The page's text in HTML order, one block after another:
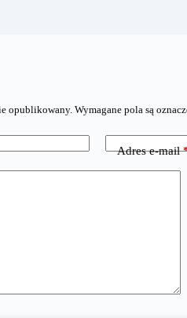
opublikowany. Wymagane pola są
Adres e-mail